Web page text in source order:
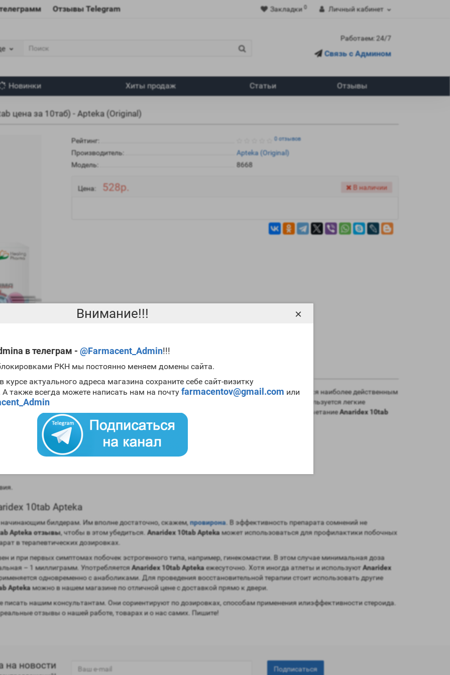
Внимание!!!
в телеграм - @Farmacent_Admin!!!
РКН мы постоянно меняем домены сайта.
актуального адреса магазина сохраните себе сайт-визитку
А также всегда можете написать нам на почту farmacentov@gmail.com или
×
Отзывы Telegram Закладки 0 Личный кабинет
Работаем: 24/7
Связь с Админом
Новинки Хиты продаж Статьи Отзывы
цена за 10таб) - Apteka (Original)
Рейтинг: 0 отзывов
Производитель:
Apteka (Original)
Модель:
8668
Цена: 528р. В наличии
во время мощных анаболических циклов. На данный момент этот препарат является наиболее действенным
Заметим, что начинающим спортсменам его применять не имеет смысла, так как ими используется легкие
с предрасположенностью к ароматизации это отличный выбор. Отметим и тот факт, что сочетаниеAnaridex 10tab
10tab Apteka
10tab Apteka
билдерам. Им вполне достаточно, скажем, провирона . В эффективность препарата сомнений не
Apteka отзывы, чтобы в этом убедиться. Anaridex 10tab Aptekaможет использоваться для профилактики побочных
в терапевтических дозировках.
и при первых симптомах побочек эстрогенного типа, например, гинекомастии. В этом случае минимальная доза
– 1 миллиграмм. УпотребляетсяAnaridex 10tab Aptekaежесуточно. Хотя иногда атлеты и используют Anaridex
одновременно с анаболиками. Для проведения восстановительной терапии стоит использовать другие
Aptekaможно в нашем магазине по отличной цене с доставкой прямо к двери.
нашим консультантам. Они сориентируют по дозировках, способам применения илиэффективности стероида.
отзывы о нашей работе, товарах и о нас самих. Пишите!
на новости Подписаться